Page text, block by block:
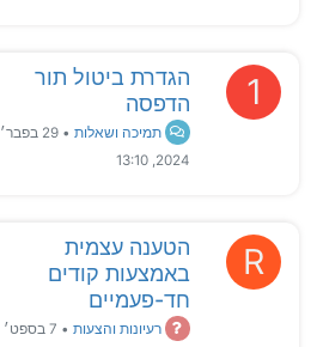
1
הגדרת ביטול תור
הדפסה
תמיכה ושאלות •
29 בפבר׳
2024, 13:10
R
הטענה עצמית
באמצעות קודים
חד-פעמיים
רעיונות והצעות •
7 בספט׳